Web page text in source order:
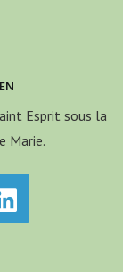
Esprit sous la
Marie.